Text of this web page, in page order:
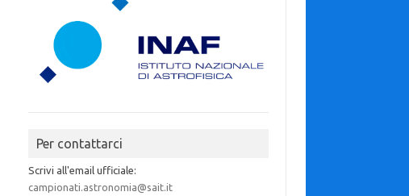
Per contattarci
Scrivi all'email ufficiale:
campionati.astronomia@sait.it